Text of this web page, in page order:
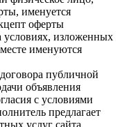
именуется
оферты
условиях, изложенных
именуются
публичной
объявления
с условиями
предлагает
услуг сайта